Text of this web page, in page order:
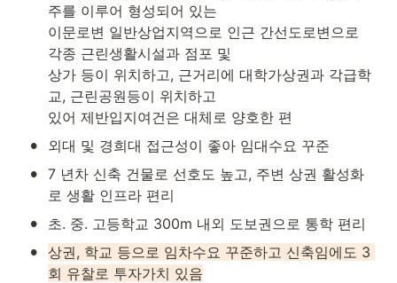
주를 이루어 형성되어 있는
이문로변 일반상업지역으로 인근 간선도로변으로
각종 근린생활시설과 점포 및
상가 등이 위치하고, 근거리에 대학가상권과 각급학
교, 근린공원등이 위치하고
있어 제반입지여건은 대체로 양호한 편
• 외대 및 경희대 접근성이 좋아 임대수요 꾸준
• 7 년차 신축 건물로 선호도 높고, 주변 상권 활성화
로 생활 인프라 편리
• 초. 중. 고등학교 300m 내외 도보권으로 통학 편리
•
상권, 학교 등으로 임차수요 꾸준하고 신축임에도 3
회 유찰로 투자가치 있음